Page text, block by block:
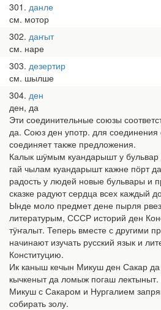
301 данле
см. мотор
302 даҥыт
см. наре
303 дезертир
см. шылше
304 ден
ден, да
Эти соединительные союзы
да. Союз ден употр. для
соединяет также предложения.
Калык шӱмым куандарышт у
гай чылам куандарышт кажне пӧрт
радость у людей новые бульвары и
сказке радуют сердца всех каждый
Ынде моло предмет дене пырля
литературым, СССР историй ден
тӱҥалыт. Теперь вместе с другими
начинают изучать русский язык и
Конституцию.
Ик каныш кечын Микуш ден Сакар
кычкеныт да ломыж погаш
Микуш с Сакаром и Нургалием
собирать золу.